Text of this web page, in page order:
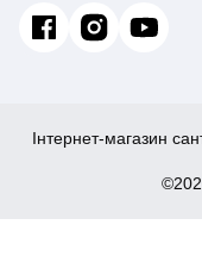
Інтернет-магазин